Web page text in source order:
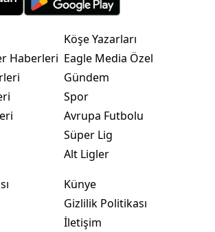
Haberleri
Köşe Yazarları
Eagle Media Özel
Gündem
Spor
Avrupa Futbolu
Süper Lig
Alt Ligler
Künye
Gizlilik Politikası
İletişim